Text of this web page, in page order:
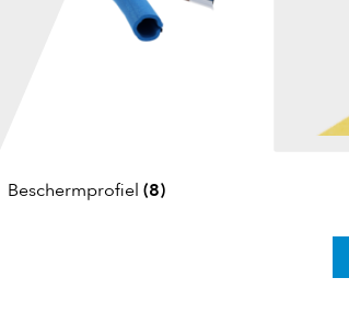
Beschermprofiel (8)